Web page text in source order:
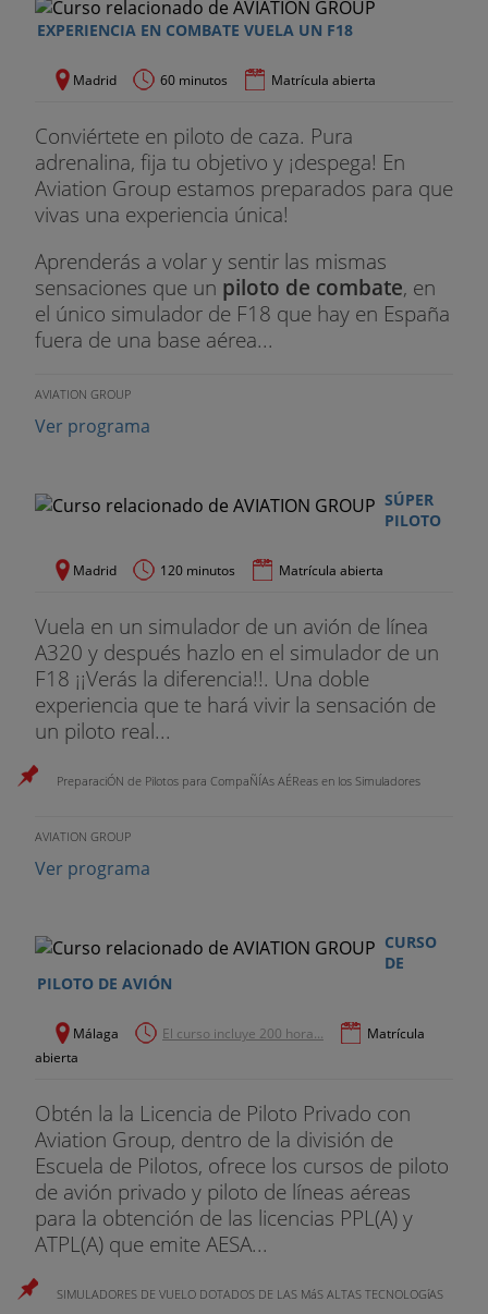
EXPERIENCIA EN COMBATE VUELA UN F18
Madrid 60 minutos Matrícula abierta
Conviértete en piloto de caza. Pura
adrenalina, fija tu objetivo y ¡despega! En
Aviation Group estamos preparados para que
vivas una experiencia única!
Aprenderás a volar y sentir las mismas
sensaciones que un piloto de combate, en
el único simulador de F18 que hay en España
fuera de una base aérea...
AVIATION GROUP
Ver programa
SÚPER
PILOTO
Madrid 120 minutos Matrícula abierta
Vuela en un simulador de un avión de línea
A320 y después hazlo en el simulador de un
F18 ¡¡Verás la diferencia!!. Una doble
experiencia que te hará vivir la sensación de
un piloto real...
PreparaciÓN de Pilotos para CompaÑÍAs AÉReas en los Simuladores
AVIATION GROUP
Ver programa
CURSO
DE
PILOTO DE AVIÓN
Málaga El curso incluye 200 hora...
Matrícula
abierta
Obtén la la Licencia de Piloto Privado con
Aviation Group, dentro de la división de
Escuela de Pilotos, ofrece los cursos de piloto
de avión privado y piloto de líneas aéreas
para la obtención de las licencias PPL(A) y
ATPL(A) que emite AESA...
SIMULADORES DE VUELO DOTADOS DE LAS MáS ALTAS TECNOLOGí­AS